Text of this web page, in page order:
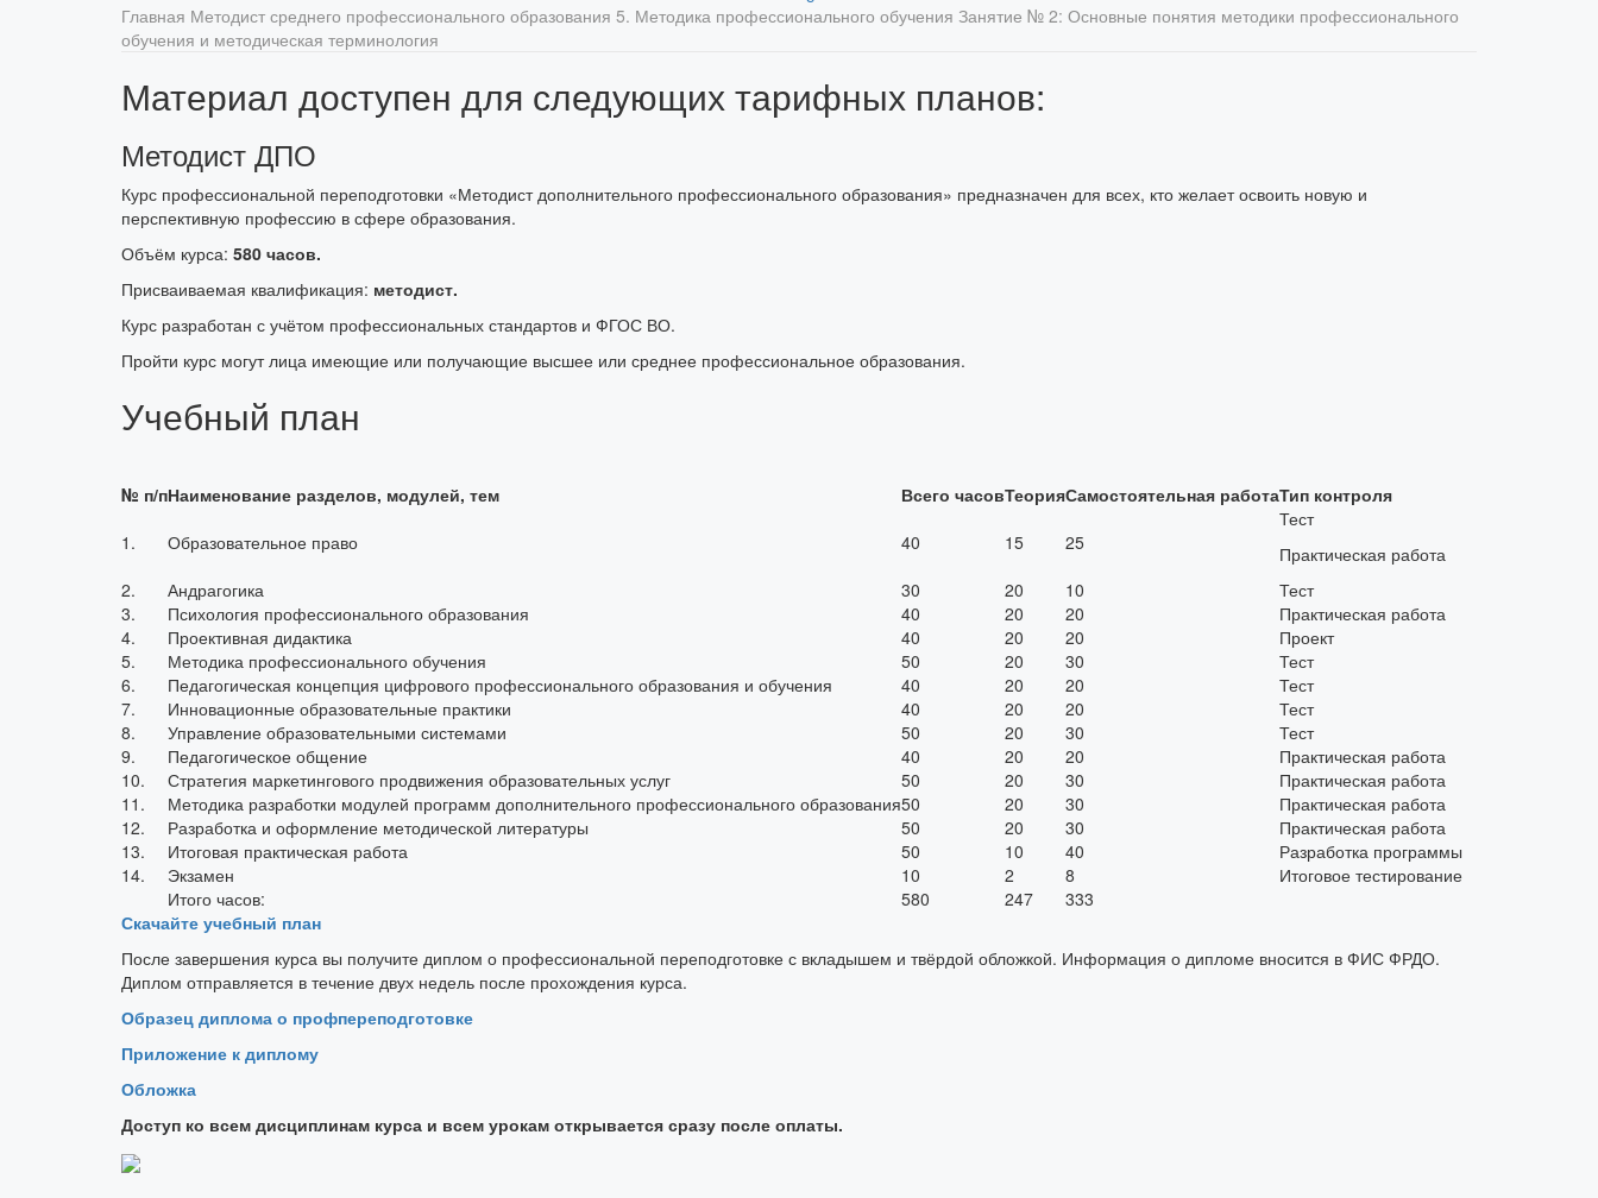
Главная Методист среднего профессионального образования 5. Методика профессионального обучения Занятие № 2: Основные понятия методики профессионального
обучения и методическая терминология
Материал доступен для следующих тарифных планов:
Методист ДПО
Курс профессиональной переподготовки «Методист дополнительного профессионального образования» предназначен для всех, кто желает освоить новую и
перспективную профессию в сфере образования.
Объём курса: 580 часов.
Присваиваемая квалификация: методист.
Курс разработан с учётом профессиональных стандартов и ФГОС ВО.
Пройти курс могут лица имеющие или получающие высшее или среднее профессиональное образования.
Учебный план
№ п/пНаименование разделов, модулей, тем Всего часовТеорияСамостоятельная работаТип контроля
1.
Образовательное право 40 15 25
Тест
Практическая работа
2.
Андрагогика 30 20 10
Тест
3.
Психология профессионального образования 40 20 20
Практическая работа
4.
Проективная дидактика 40 20 20
Проект
5.
Методика профессионального обучения 50 20 30
Тест
6.
Педагогическая концепция цифрового профессионального образования и обучения 40 20 20
Тест
7.
Инновационные образовательные практики 40 20 20
Тест
8.
Управление образовательными системами 50 20 30
Тест
9.
Педагогическое общение 40 20 20
Практическая работа
10.
Стратегия маркетингового продвижения образовательных услуг 50 20 30
Практическая работа
11.
Методика разработки модулей программ дополнительного профессионального образования50 20 30
Практическая работа
12.
Разработка и оформление методической литературы 50 20 30
Практическая работа
13.
Итоговая практическая работа 50 10 40
Разработка программы
14.
Экзамен 10 2 8
Итоговое тестирование
Итого часов:
580 247
333
Скачайте учебный план
После завершения курса вы получите диплом о профессиональной переподготовке с вкладышем и твёрдой обложкой. Информация о дипломе вносится в ФИС ФРДО.
Диплом отправляется в течение двух недель после прохождения курса.
Образец диплома о профпереподготовке
Приложение к диплому
Обложка
Доступ ко всем дисциплинам курса и всем урокам открывается сразу после оплаты.